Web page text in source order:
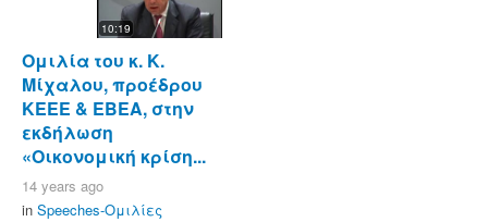
10:19
Ομιλία του κ. Κ.
Μίχαλου, προέδρου
ΚΕΕΕ & ΕΒΕΑ, στην
εκδήλωση
«Οικονομική κρίση...
14 years ago
in Speeches-Ομιλίες